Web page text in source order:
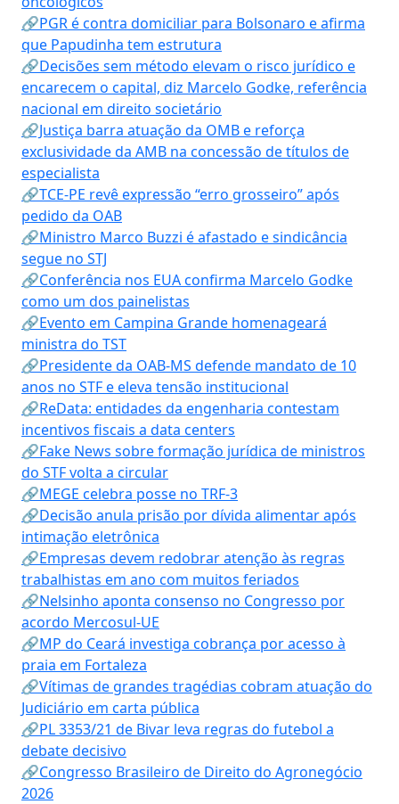
🔗PGR é contra domiciliar para Bolsonaro e afirma
que Papudinha tem estrutura
🔗Decisões sem método elevam o risco jurídico e
encarecem o capital, diz Marcelo Godke, referência
nacional em direito societário
🔗Justiça barra atuação da OMB e reforça
exclusividade da AMB na concessão de títulos de
especialista
🔗TCE-PE revê expressão “erro grosseiro” após
pedido da OAB
🔗Ministro Marco Buzzi é afastado e sindicância
segue no STJ
🔗Conferência nos EUA confirma Marcelo Godke
como um dos painelistas
🔗Evento em Campina Grande homenageará
ministra do TST
🔗Presidente da OAB-MS defende mandato de 10
anos no STF e eleva tensão institucional
🔗ReData: entidades da engenharia contestam
incentivos fiscais a data centers
🔗Fake News sobre formação jurídica de ministros
do STF volta a circular
🔗MEGE celebra posse no TRF-3
🔗Decisão anula prisão por dívida alimentar após
intimação eletrônica
🔗Empresas devem redobrar atenção às regras
trabalhistas em ano com muitos feriados
🔗Nelsinho aponta consenso no Congresso por
acordo Mercosul-UE
🔗MP do Ceará investiga cobrança por acesso à
praia em Fortaleza
🔗Vítimas de grandes tragédias cobram atuação do
Judiciário em carta pública
🔗PL 3353/21 de Bivar leva regras do futebol a
debate decisivo
🔗Congresso Brasileiro de Direito do Agronegócio
2026